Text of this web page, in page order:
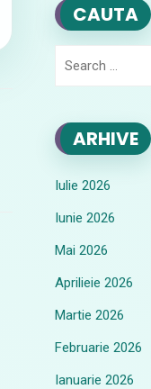
CAUTA
ARHIVE
Iulie 2026
Iunie 2026
Mai 2026
Aprilieie 2026
Martie 2026
Februarie 2026
Ianuarie 2026